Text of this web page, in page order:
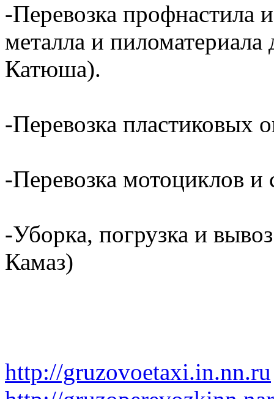
-Перевозка профнастила
металла и
Катюша).
-Перевозка пластиковых
-Перевозка мотоциклов и
-Уборка, погрузка и
Камаз)
http://gruzovoetaxi.in.nn.ru